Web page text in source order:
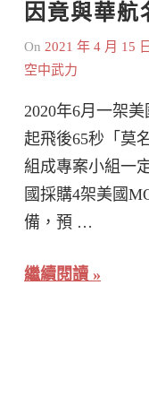
因竟與華航
On 2021 年 4 月 15 日
空中武力
2020年6月一架
起飛後65秒「莫
組成專案小組一
國採購4架美國
備，預 …
繼續閱讀